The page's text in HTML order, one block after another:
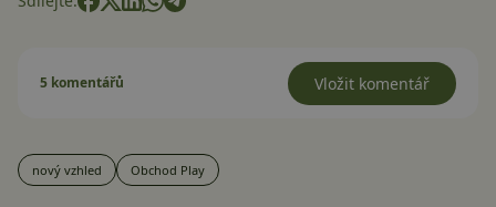
5 komentářů Vložit komentář
nový vzhled Obchod Play